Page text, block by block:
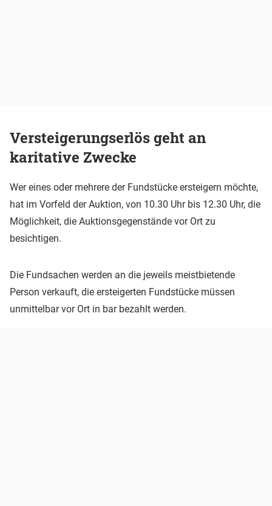
Versteigerungserlös geht an
karitative Zwecke
Wer eines oder mehrere der Fundstücke ersteigern möchte,
hat im Vorfeld der Auktion, von 10.30 Uhr bis 12.30 Uhr, die
Möglichkeit, die Auktionsgegenstände vor Ort zu
besichtigen.
Die Fundsachen werden an die jeweils meistbietende
Person verkauft, die ersteigerten Fundstücke müssen
unmittelbar vor Ort in bar bezahlt werden.